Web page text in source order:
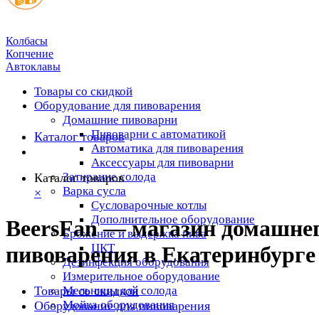
Колбасы
Копчение
Автоклавы
Товары со скидкой
Оборудование для пивоварения
Домашние пивоварни
Пивоварни с автоматикой
Автоматика для пивоварения
Аксессуары для пивоварни
Затирание солода
Варка сусла
Cусловарочные котлы
Дополнительное оборудование
Брожение и выдержка пива
ЦКТ
Дезинфекция оборудования
Измерительное оборудование
Мельницы для солода
Мойка оборудования
Каталог товаров
Каталог товаров
×
BeersFan — магазин
пивоварения в Екатеринбурге
Товары со скидкой
Оборудование для пивоварения